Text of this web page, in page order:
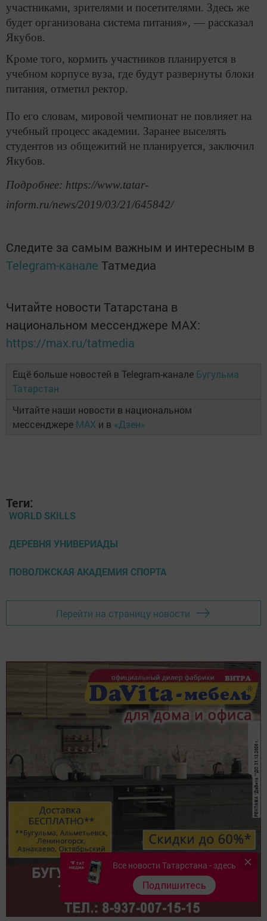
участниками, зрителями и посетителями. Здесь же
будет организована система питания», — рассказал
Якубов.
Кроме того, кормить участников планируется в
учебном корпусе вуза, где будут развернуты блоки
питания, отметил ректор.
По его словам, мировой чемпионат не повлияет на
учебный процесс академии. Заранее выселять
студентов из общежитий не планируется, заключил
Якубов.
Подробнее: https://www.tatar-
inform.ru/news/2019/03/21/645842/
Следите за самым важным и интересным в
Telegram-канале Татмедиа
Читайте новости Татарстана в
национальном мессенджере MАХ:
https://max.ru/tatmedia
Ещё больше новостей в Telegram-канале Бугульма
Татарстан
Читайте наши новости в национальном
мессенджере MAX и в «Дзен»
Теги:
WORLD SKILLS
ДЕРЕВНЯ УНИВЕРИАДЫ
ПОВОЛЖСКАЯ АКАДЕМИЯ СПОРТА
Перейти на страницу новости
Все новости Татарстана - здесь
Подпишитесь